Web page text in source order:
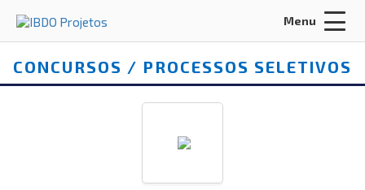
Acessar
Menu
CONCURSOS / PROCESSOS SELETIVOS